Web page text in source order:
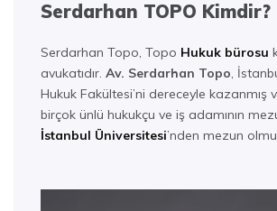
Serdarhan TOPO Kimdir?
Serdarhan Topo, Topo Hukuk bürosu
avukatıdır. Av. Serdarhan Topo,
Hukuk Fakültesi’ni dereceyle kazanmış
birçok ünlü hukukçu ve iş adamının
İstanbul Üniversitesi’nden mezun